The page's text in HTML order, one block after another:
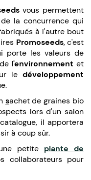
vous permettent
la concurrence qui
à l'autre bout
Promoseeds, c'est
porte les valeurs de
l'environnement et
le développement
sachet de graines bio
lors d'un salon
il apportera
à coup sûr.
petite plante de
collaborateurs pour